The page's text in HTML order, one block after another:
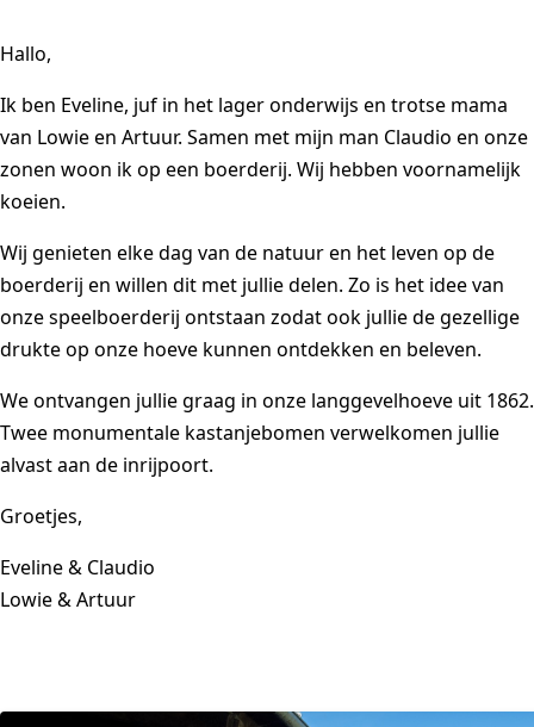
Hallo,
Ik ben Eveline, juf in het lager onderwijs en trotse mama
van Lowie en Artuur. Samen met mijn man Claudio en onze
zonen woon ik op een boerderij. Wij hebben voornamelijk
koeien.
Wij genieten elke dag van de natuur en het leven op de
boerderij en willen dit met jullie delen. Zo is het idee van
onze speelboerderij ontstaan zodat ook jullie de gezellige
drukte op onze hoeve kunnen ontdekken en beleven.
We ontvangen jullie graag in onze langgevelhoeve uit 1862.
Twee monumentale kastanjebomen verwelkomen jullie
alvast aan de inrijpoort.
Groetjes,
Eveline & Claudio
Lowie & Artuur